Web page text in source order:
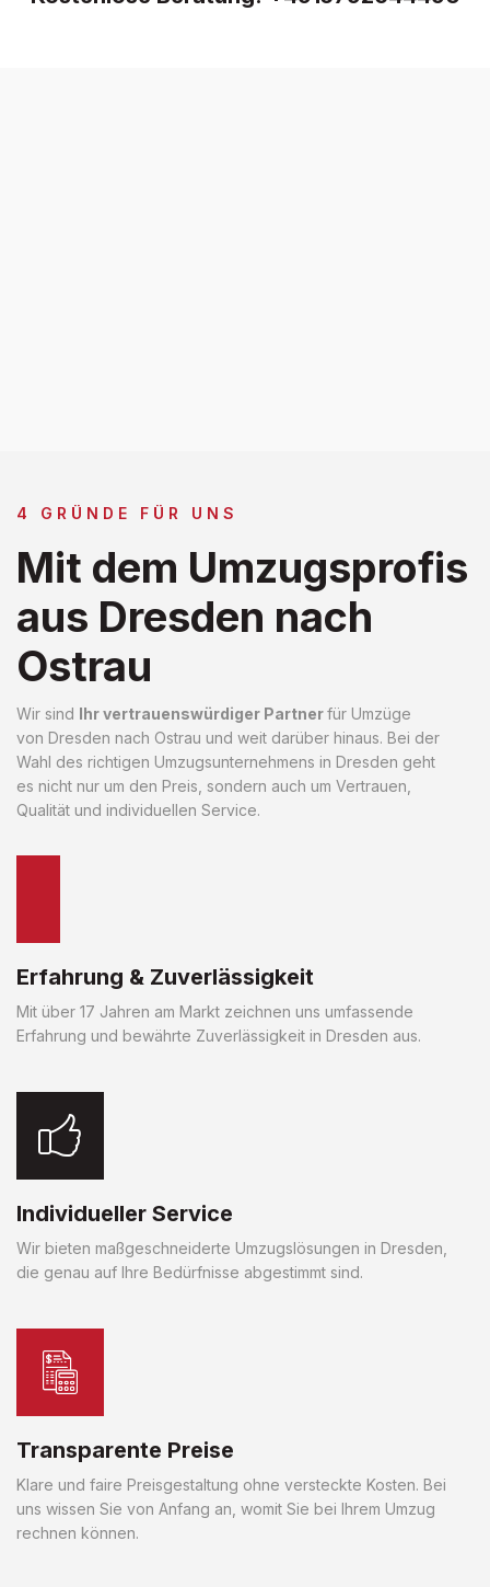
4 GRÜNDE FÜR UNS
Mit dem Umzugsprofis
aus Dresden nach
Ostrau
Wir sind Ihr vertrauenswürdiger Partnerfür Umzüge
von Dresden nach Ostrau und weit darüber hinaus. Bei der
Wahl des richtigen Umzugsunternehmens in Dresden geht
es nicht nur um den Preis, sondern auch um Vertrauen,
Qualität und individuellen Service.
Erfahrung & Zuverlässigkeit
Mit über 17 Jahren am Markt zeichnen uns umfassende
Erfahrung und bewährte Zuverlässigkeit in Dresden aus.
Individueller Service
Wir bieten maßgeschneiderte Umzugslösungen in Dresden,
die genau auf Ihre Bedürfnisse abgestimmt sind.
Transparente Preise
Klare und faire Preisgestaltung ohne versteckte Kosten. Bei
uns wissen Sie von Anfang an, womit Sie bei Ihrem Umzug
rechnen können.